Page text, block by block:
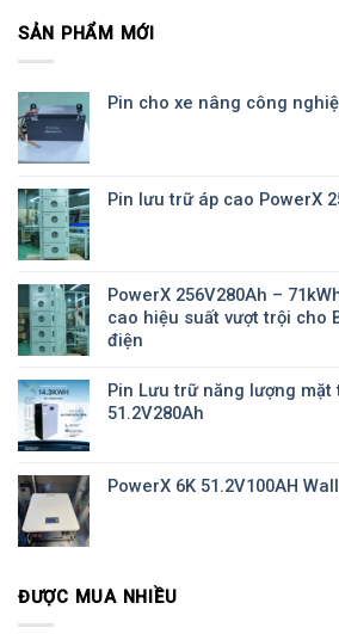
SẢN PHẨM MỚI
Pin cho xe nâng công
Pin lưu trữ áp cao PowerX
PowerX 256V280Ah –
cao hiệu suất vượt trội cho
điện
Pin Lưu trữ năng lượng mặt
51.2V280Ah
PowerX 6K 51.2V100AH
ĐƯỢC MUA NHIỀU